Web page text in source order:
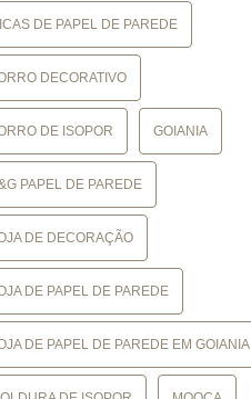
DE PAPEL DE PAREDE
DECORATIVO
DE ISOPOR GOIANIA
PAPEL DE PAREDE
DE DECORAÇÃO
DE PAPEL DE PAREDE
DE PAPEL DE PAREDE EM GOIANIA